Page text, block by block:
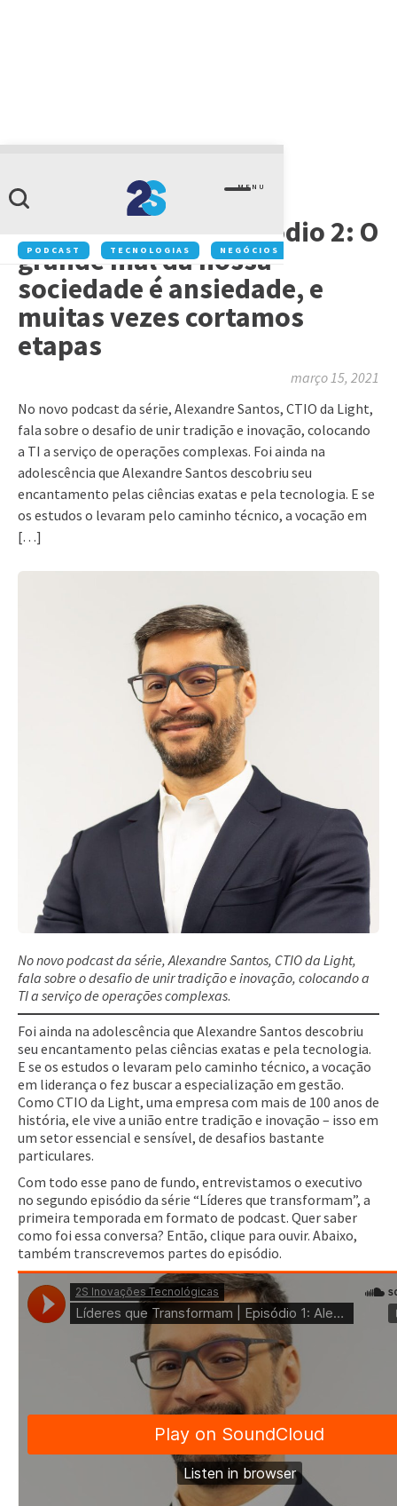
MENU
PODCAST TECNOLOGIAS NEGÓCIOS
Série “Líderes que
transformam” | episódio 2: O
grande mal da nossa
sociedade é ansiedade, e
muitas vezes cortamos
etapas
março 15, 2021
No novo podcast da série, Alexandre Santos, CTIO da Light,
fala sobre o desafio de unir tradição e inovação, colocando
a TI a serviço de operações complexas. Foi ainda na
adolescência que Alexandre Santos descobriu seu
encantamento pelas ciências exatas e pela tecnologia. E se
os estudos o levaram pelo caminho técnico, a vocação em
[…]
No novo podcast da série, Alexandre Santos, CTIO da Light,
fala sobre o desafio de unir tradição e inovação, colocando a
TI a serviço de operações complexas.
Foi ainda na adolescência que Alexandre Santos descobriu
seu encantamento pelas ciências exatas e pela tecnologia.
E se os estudos o levaram pelo caminho técnico, a vocação
em liderança o fez buscar a especialização em gestão.
Como CTIO da Light, uma empresa com mais de 100 anos de
história, ele vive a união entre tradição e inovação – isso em
um setor essencial e sensível, de desafios bastante
particulares.
Com todo esse pano de fundo, entrevistamos o executivo
no segundo episódio da série “Líderes que transformam”, a
primeira temporada em formato de podcast. Quer saber
como foi essa conversa? Então, clique para ouvir. Abaixo,
também transcrevemos partes do episódio.